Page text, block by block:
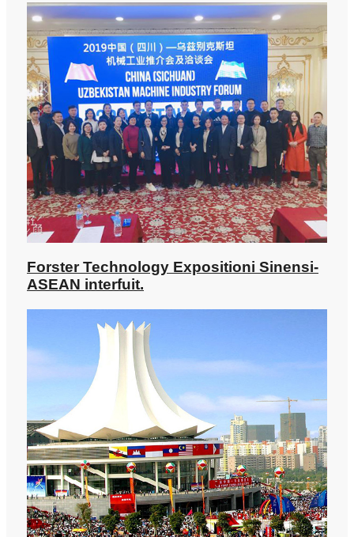
Forster Technology Expositioni Sinensi-
ASEAN interfuit.